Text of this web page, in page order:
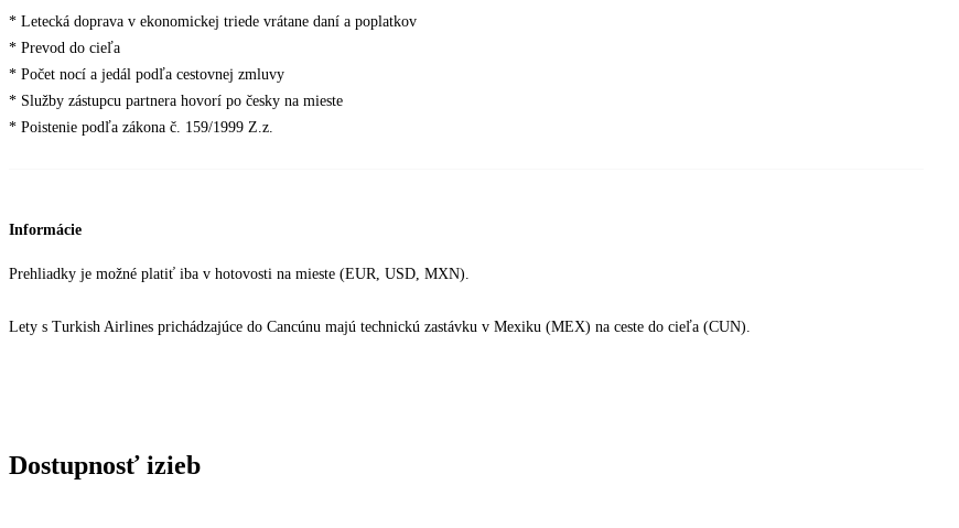
* Letecká doprava v ekonomickej triede vrátane daní a poplatkov
* Prevod do cieľa
* Počet nocí a jedál podľa cestovnej zmluvy
* Služby zástupcu partnera hovorí po česky na mieste
* Poistenie podľa zákona č. 159/1999 Z.z.
Informácie
Prehliadky je možné platiť iba v hotovosti na mieste (EUR, USD, MXN).
Lety s Turkish Airlines prichádzajúce do Cancúnu majú technickú zastávku v Mexiku (MEX) na ceste do cieľa (CUN).
Dostupnosť izieb